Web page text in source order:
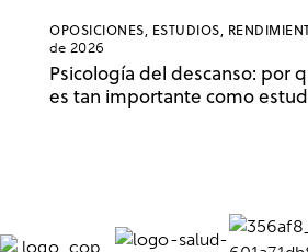
OPOSICIONES, ESTUDIOS,
de 2026
Psicología del descanso: por
es tan importante como